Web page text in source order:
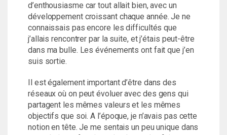
d’enthousiasme car tout allait bien, avec un
développement croissant chaque année. Je ne
connaissais pas encore les difficultés que
j’allais rencontrer par la suite, et j’étais peut-être
dans ma bulle. Les événements ont fait que j’en
suis sortie.
Il est également important d’être dans des
réseaux où on peut évoluer avec des gens qui
partagent les mêmes valeurs et les mêmes
objectifs que soi. A l’époque, je n’avais pas cette
notion en tête. Je me sentais un peu unique dans